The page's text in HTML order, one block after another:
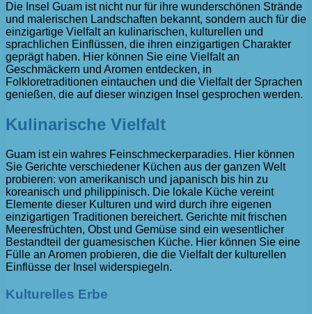
Die Insel Guam ist nicht nur für ihre wunderschönen Strände
und malerischen Landschaften bekannt, sondern auch für die
einzigartige Vielfalt an kulinarischen, kulturellen und
sprachlichen Einflüssen, die ihren einzigartigen Charakter
geprägt haben. Hier können Sie eine Vielfalt an
Geschmäckern und Aromen entdecken, in
Folkloretraditionen eintauchen und die Vielfalt der Sprachen
genießen, die auf dieser winzigen Insel gesprochen werden.
Kulinarische Vielfalt
Guam ist ein wahres Feinschmeckerparadies. Hier können
Sie Gerichte verschiedener Küchen aus der ganzen Welt
probieren: von amerikanisch und japanisch bis hin zu
koreanisch und philippinisch. Die lokale Küche vereint
Elemente dieser Kulturen und wird durch ihre eigenen
einzigartigen Traditionen bereichert. Gerichte mit frischen
Meeresfrüchten, Obst und Gemüse sind ein wesentlicher
Bestandteil der guamesischen Küche. Hier können Sie eine
Fülle an Aromen probieren, die die Vielfalt der kulturellen
Einflüsse der Insel widerspiegeln.
Kulturelles Erbe